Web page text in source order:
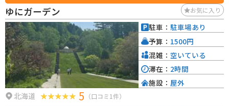
ゆにガーデン お気に入り
北海道 5 （口コミ1件）
駐車： 駐車場あり
予算： 1500円
混雑： 空いている
滞在： 2時間
施設： 屋外